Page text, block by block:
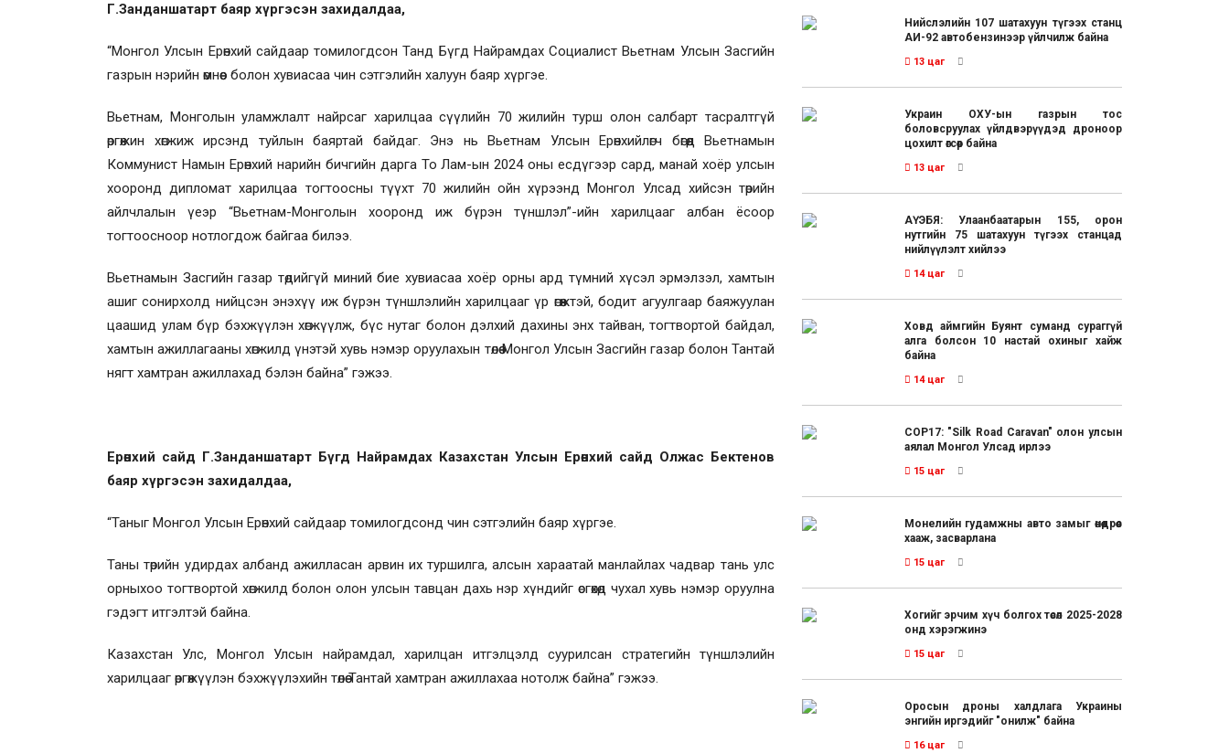
Г.Занданшатарт баяр хүргэсэн захидалдаа,
“Монгол Улсын Ерөнхий сайдаар томилогдсон Танд Бүгд Найрамдах Социалист Вьетнам Улсын Засгийн
газрын нэрийн өмнөөс болон хувиасаа чин сэтгэлийн халуун баяр хүргэе.
Вьетнам, Монголын уламжлалт найрсаг харилцаа сүүлийн 70 жилийн турш олон салбарт тасралтгүй
өргөжин хөгжиж ирсэнд туйлын баяртай байдаг. Энэ нь Вьетнам Улсын Ерөнхийлөгч бөгөөд Вьетнамын
Коммунист Намын Ерөнхий нарийн бичгийн дарга То Лам-ын 2024 оны есдүгээр сард, манай хоёр улсын
хооронд дипломат харилцаа тогтоосны түүхт 70 жилийн ойн хүрээнд Монгол Улсад хийсэн төрийн
айлчлалын үеэр “Вьетнам-Монголын хооронд иж бүрэн түншлэл”-ийн харилцааг албан ёсоор
тогтоосноор нотлогдож байгаа билээ.
Вьетнамын Засгийн газар төдийгүй миний бие хувиасаа хоёр орны ард түмний хүсэл эрмэлзэл, хамтын
ашиг сонирхолд нийцсэн энэхүү иж бүрэн түншлэлийн харилцааг үр өгөөжтэй, бодит агуулгаар баяжуулан
цаашид улам бүр бэхжүүлэн хөгжүүлж, бүс нутаг болон дэлхий дахины энх тайван, тогтвортой байдал,
хамтын ажиллагааны хөгжилд үнэтэй хувь нэмэр оруулахын төлөө Монгол Улсын Засгийн газар болон Тантай
нягт хамтран ажиллахад бэлэн байна” гэжээ.
Ерөнхий сайд Г.Занданшатарт Бүгд Найрамдах Казахстан Улсын Ерөнхий сайд Олжас Бектенов
баяр хүргэсэн захидалдаа,
“Таныг Монгол Улсын Ерөнхий сайдаар томилогдсонд чин сэтгэлийн баяр хүргэе.
Таны төрийн удирдах албанд ажилласан арвин их туршилга, алсын хараатай манлайлах чадвар тань улс
орныхоо тогтвортой хөгжилд болон олон улсын тавцан дахь нэр хүндийг өсгөхөд чухал хувь нэмэр оруулна
гэдэгт итгэлтэй байна.
Казахстан Улс, Монгол Улсын найрамдал, харилцан итгэлцэлд суурилсан стратегийн түншлэлийн
харилцааг өргөжүүлэн бэхжүүлэхийн төлөө Тантай хамтран ажиллахаа нотолж байна” гэжээ.
Нийслэлийн 107 шатахуун түгээх станц
АИ-92 автобензинээр үйлчилж байна
13 цаг
Украин ОХУ-ын газрын тос
боловсруулах үйлдвэрүүдэд дроноор
цохилт өгсөөр байна
13 цаг
АҮЭБЯ: Улаанбаатарын 155, орон
нутгийн 75 шатахуун түгээх станцад
нийлүүлэлт хийлээ
14 цаг
Ховд аймгийн Буянт суманд сураггүй
алга болсон 10 настай охиныг хайж
байна
14 цаг
COP17: "Silk Road Caravan" олон улсын
аялал Монгол Улсад ирлээ
15 цаг
Монелийн гудамжны авто замыг өнөөдрөөс
хааж, засварлана
15 цаг
Хогийг эрчим хүч болгох төсөл 2025-2028
онд хэрэгжинэ
15 цаг
Оросын дроны халдлага Украины
энгийн иргэдийг "онилж" байна
16 цаг